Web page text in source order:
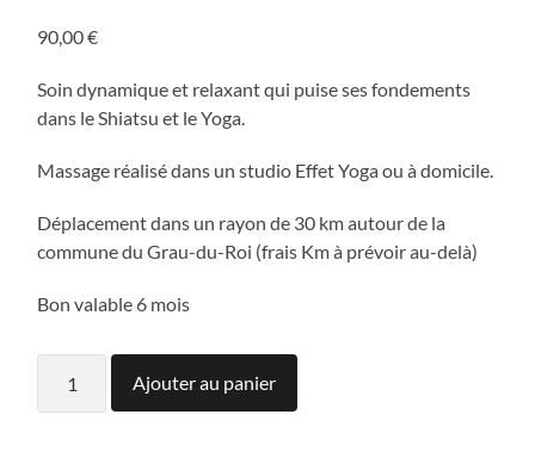
90,00€
Soin dynamique et relaxant qui puise ses fondements
dans le Shiatsu et le Yoga.
Massage réalisé dans un studio Effet Yoga ou à domicile.
Déplacement dans un rayon de 30 km autour de la
commune du Grau-du-Roi (frais Km à prévoir au-delà)
Bon valable 6 mois
Massage
Ajouter au panier